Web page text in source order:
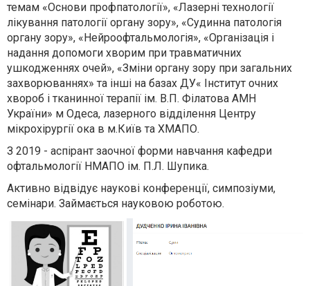
темам «Основи профпатології», «Лазерні технології
лікування патології органу зору», «Судинна патологія
органу зору», «Нейроофтальмологія», «Організація і
надання допомоги хворим при травматичних
ушкодженнях очей», «Зміни органу зору при загальних
захворюваннях» та інші на базах ДУ« Інститут очних
хвороб і тканинної терапії ім. В.П. Філатова АМН
України» м Одеса, лазерного відділення Центру
мікрохірургії ока в м.Київ та ХМАПО.
З 2019 - аспірант заочної форми навчання кафедри
офтальмології НМАПО ім. П.Л. Шупика.
Активно відвідує наукові конференції, симпозіуми,
семінари. Займається науковою роботою.